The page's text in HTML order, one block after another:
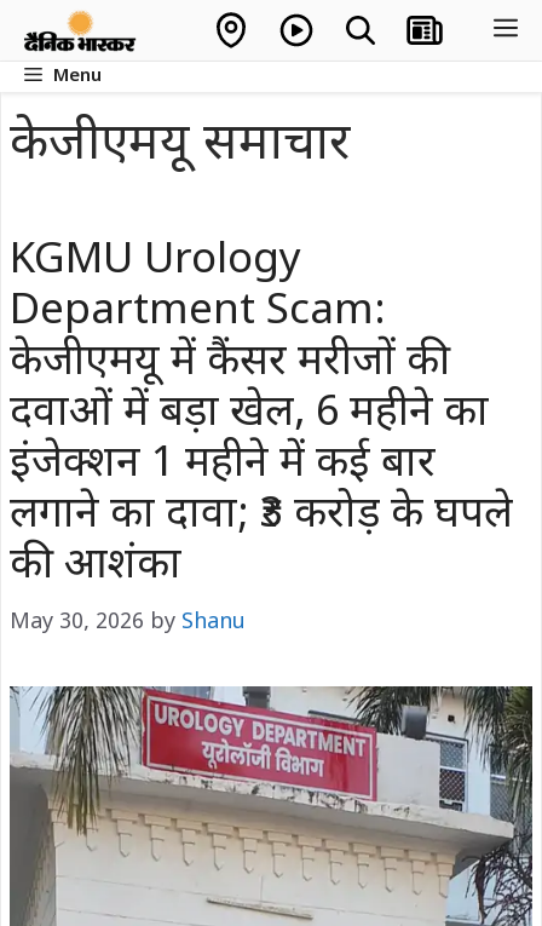
contentMenu
केजीएमयू समाचार
KGMU Urology
Department Scam:
केजीएमयू में कैंसर मरीजों की
दवाओं में बड़ा खेल, 6 महीने का
इंजेक्शन 1 महीने में कई बार
लगाने का दावा; ₹3 करोड़ के घपले
की आशंका
May 30, 2026 by Shanu